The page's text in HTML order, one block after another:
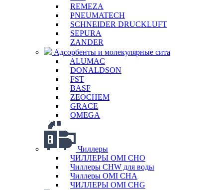
REMEZA
PNEUMATECH
SCHNEIDER DRUCKLUFT
SEPURA
ZANDER
Адсорбенты и молекулярные сита
ALUMAC
DONALDSON
FST
BASF
ZEOCHEM
GRACE
OMEGA
Чиллеры
ЧИЛЛЕРЫ OMI CHO
Чиллеры CHW для воды
Чиллеры OMI CHA
ЧИЛЛЕРЫ OMI CHG